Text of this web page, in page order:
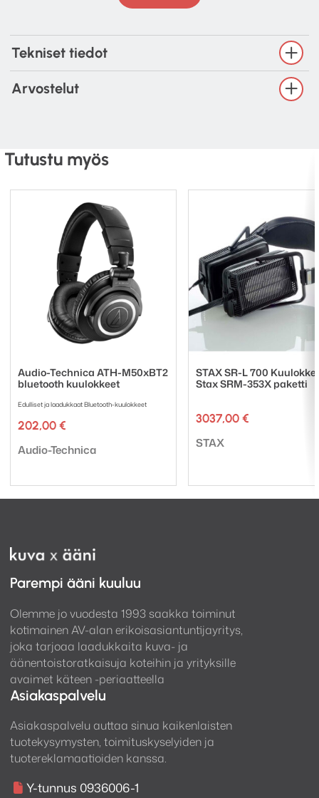
Tekniset tiedot
Arvostelut
Tutustu myös
Audio-Technica ATH-M50xBT2
bluetooth kuulokkeet
Edulliset ja laadukkaat Bluetooth-kuulokkeet
202,00 €
Tuotemerkki:
Audio-Technica
STAX SR-L 700
Stax SRM-353X paketti
3037,00 €
Tuotemerkki:
STAX
Parempi ääni kuuluu
Olemme jo vuodesta 1993 saakka toiminut
kotimainen AV-alan erikoisasiantuntijayritys,
joka tarjoaa laadukkaita kuva- ja
äänentoistoratkaisuja koteihin ja yrityksille
avaimet käteen -periaatteella
Asiakaspalvelu
Asiakaspalvelu auttaa sinua kaikenlaisten
tuotekysymysten, toimituskyselyiden ja
tuotereklamaatioiden kanssa.
Y-tunnus 0936006-1